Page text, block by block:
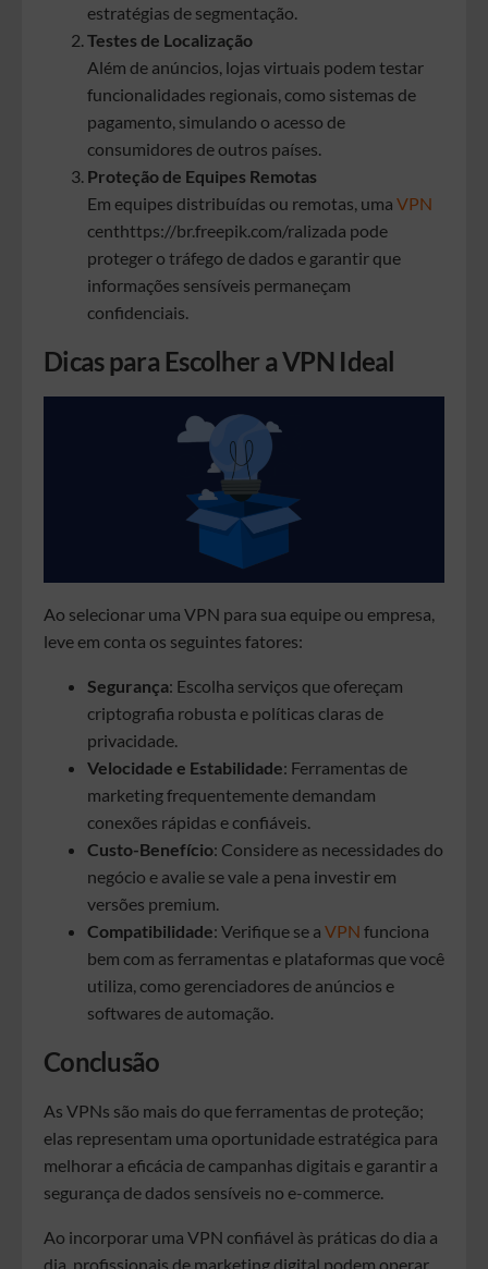
estratégias de segmentação.
Testes de Localização
Além de anúncios, lojas virtuais podem testar
funcionalidades regionais, como sistemas de
pagamento, simulando o acesso de
consumidores de outros países.
Proteção de Equipes Remotas
Em equipes distribuídas ou remotas, uma VPN
centhttps://br.freepik.com/ralizada pode
proteger o tráfego de dados e garantir que
informações sensíveis permaneçam
confidenciais.
Dicas para Escolher a VPN Ideal
Ao selecionar uma VPN para sua equipe ou empresa,
leve em conta os seguintes fatores:
Segurança: Escolha serviços que ofereçam
criptografia robusta e políticas claras de
privacidade.
Velocidade e Estabilidade: Ferramentas de
marketing frequentemente demandam
conexões rápidas e confiáveis.
Custo-Benefício: Considere as necessidades do
negócio e avalie se vale a pena investir em
versões premium.
Compatibilidade: Verifique se a VPN funciona
bem com as ferramentas e plataformas que você
utiliza, como gerenciadores de anúncios e
softwares de automação.
Conclusão
As VPNs são mais do que ferramentas de proteção;
elas representam uma oportunidade estratégica para
melhorar a eficácia de campanhas digitais e garantir a
segurança de dados sensíveis no e-commerce.
Ao incorporar uma VPN confiável às práticas do dia a
dia, profissionais de marketing digital podem operar